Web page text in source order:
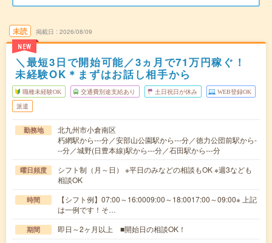
未読
NEW
掲載日 2026/08/09
＼最短3日で開始可能／3ヵ月で71万円稼ぐ！
未経験OK＊まずはお話し相手から
職種未経験OK 交通費別途支給あり 土日祝日が休み WEB登録OK
派遣
勤務地
北九州市小倉南区
朽網駅から---分／安部山公園駅から---分／徳力公団前駅から-
--分／城野(日豊本線)駅から---分／石田駅から---分
曜日頻度
シフト制（月～日） ※平日のみなどの相談もOK ※週3なども
相談OK
時間
【シフト例】07:00～16:0009:00～18:0017:00～09:00※ 上記
は一例です！そ…
期間 即日～2ヶ月以上 ■開始日の相談OK！